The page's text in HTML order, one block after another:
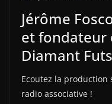
Jérôme
et fondateur
Diamant
Ecoutez la
radio associative !